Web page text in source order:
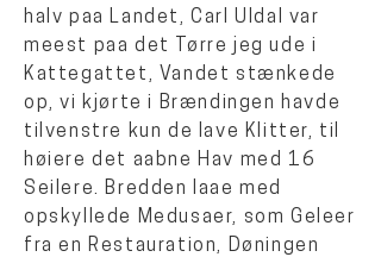
halv paa Landet, Carl Uldal var
meest paa det Tørre jeg ude i
Kattegattet, Vandet stænkede
op, vi kjørte i Brændingen havde
tilvenstre kun de lave Klitter, til
høiere det aabne Hav med 16
Seilere. Bredden laae med
opskyllede Medusaer, som Geleer
fra en Restauration, Døningen